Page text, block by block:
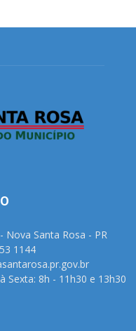
Nova Santa Rosa - PR
1144
Sexta: 8h - 11h30 e 13h30